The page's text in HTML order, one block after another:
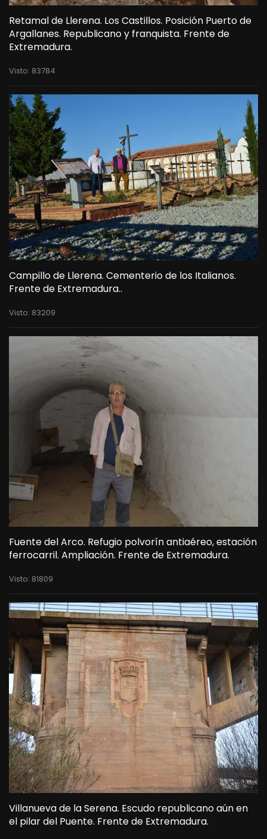
Retamal de Llerena. Los Castillos. Posición Puerto de
Argallanes. Republicano y franquista. Frente de
Extremadura.
Visto: 83784
Campillo de Llerena. Cementerio de los Italianos.
Frente de Extremadura..
Visto: 83209
Fuente del Arco. Refugio polvorín antiaéreo, estación
ferrocarril. Ampliación. Frente de Extremadura.
Visto: 81809
Villanueva de la Serena. Escudo republicano aún en
el pilar del Puente. Frente de Extremadura.